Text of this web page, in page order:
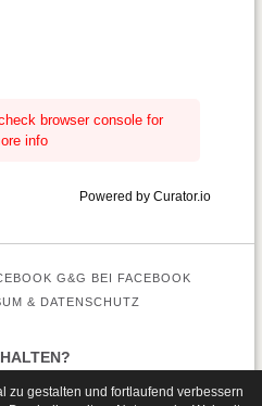
browser console for
info
Powered by Curator.io
G&G BEI FACEBOOK
& DATENSCHUTZ
zu gestalten und fortlaufend verbessern